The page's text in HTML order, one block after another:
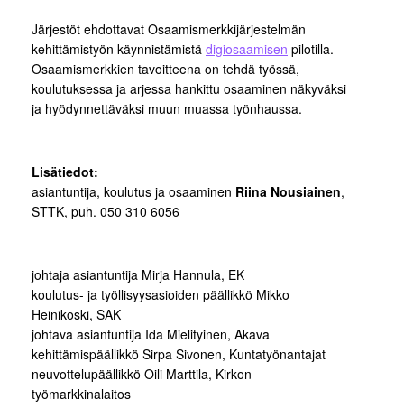
Järjestöt ehdottavat Osaamismerkkijärjestelmän
kehittämistyön käynnistämistä digiosaamisen pilotilla.
Osaamismerkkien tavoitteena on tehdä työssä,
koulutuksessa ja arjessa hankittu osaaminen näkyväksi
ja hyödynnettäväksi muun muassa työnhaussa.
Lisätiedot:
asiantuntija, koulutus ja osaaminen Riina Nousiainen,
STTK, puh. 050 310 6056
johtaja asiantuntija Mirja Hannula, EK
koulutus- ja työllisyysasioiden päällikkö Mikko
Heinikoski, SAK
johtava asiantuntija Ida Mielityinen, Akava
kehittämispäällikkö Sirpa Sivonen, Kuntatyönantajat
neuvottelupäällikkö Oili Marttila, Kirkon
työmarkkinalaitos